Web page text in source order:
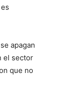
apagan
el sector
que no